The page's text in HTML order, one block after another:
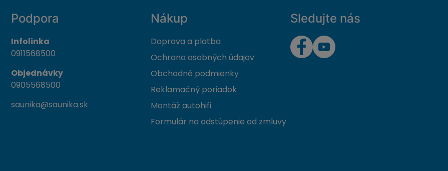
Podpora
Infolinka
0911568500
Objednávky
0905568500
saunika@saunika.sk
Nákup
Doprava a platba
Ochrana osobných údajov
Obchodné podmienky
Reklamačný poriadok
Montáž autohifi
Formulár na odstúpenie od zmluvy
Sledujte nás